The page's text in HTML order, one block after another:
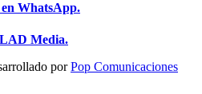
WhatsApp.
Media.
porPop Comunicaciones